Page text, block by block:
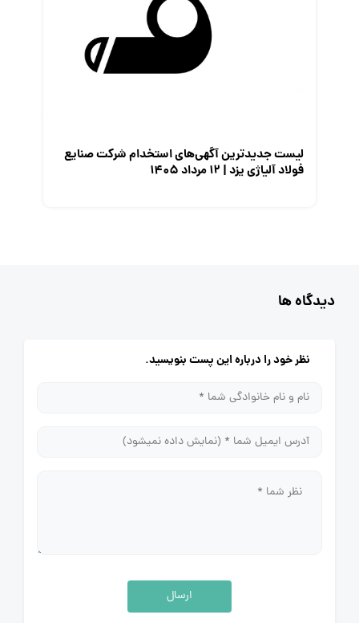
لیست جدیدترین آگهی‌های استخدام شرکت صنایع
فولاد آلیاژی یزد | ۱۲ مرداد ۱۴۰۵
دیدگاه ها
نظر خود را درباره این پست بنویسید.
ارسال